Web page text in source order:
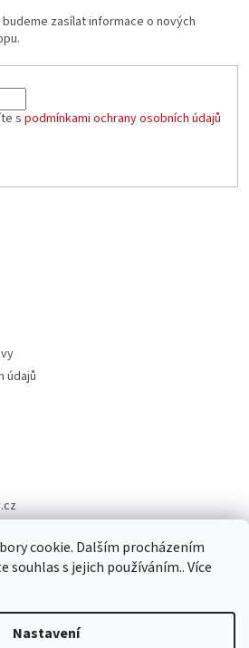
cookie. Dalším procházením
s jejich používáním.. Více
Nastavení
zasílat informace o nových
s podmínkami ochrany osobních údajů
údajů
Vytvořil Shoptet